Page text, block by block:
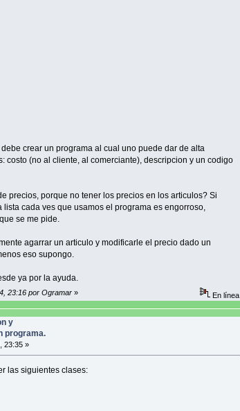
crear un programa al cual uno puede dar de alta
costo (no al cliente, al comerciante), descripcion y un codigo
precios, porque no tener los precios en los articulos? Si
cada ves que usamos el programa es engorroso,
se me pide.
agarrar un articulo y modificarle el precio dado un
eso supongo.
ya por la ayuda.
23:16 por Ogramar» En línea
y
programa.
23:35 »
las siguientes clases: